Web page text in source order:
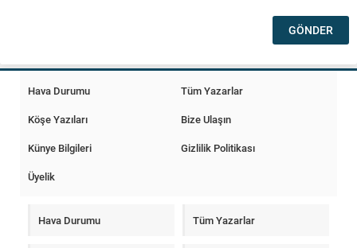
Hava Durumu
Tüm Yazarlar
Köşe Yazıları
Bize Ulaşın
Künye Bilgileri
Gizlilik Politikası
Üyelik
Hava Durumu Tüm Yazarlar